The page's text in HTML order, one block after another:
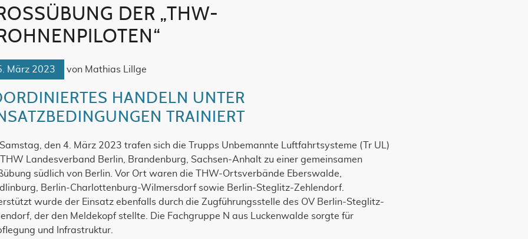
DER „THW-D
März 2023 von Mathias Lillge
HANDELN UNTER
TRAINIERT
den 4. März 2023 trafen sich die Trupps Unbemannte Luftfahrtsysteme (Tr UL)
Landesverband Berlin, Brandenburg, Sachsen-Anhalt zu einer gemeinsamen
südlich von Berlin. Vor Ort waren die THW-Ortsverbände Eberswalde,
Berlin-Charlottenburg-Wilmersdorf sowie Berlin-Steglitz-Zehlendorf.
wurde der Einsatz ebenfalls durch die Zugführungsstelle des OV Berlin-Steglitz-
der den Meldekopf stellte. Die Fachgruppe N aus Luckenwalde sorgte für
und Infrastruktur.
überspringen